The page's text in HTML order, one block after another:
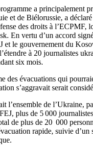
a principalement
et de Biélorussie, a
des droits à l’ECPMF,
En vertu d’un accord
et le gouvernement du
à 20 journalistes
six mois.
des évacuations qui
s’aggravait serait
l’ensemble de l’Ukraine,
plus de 5 000
de plus de 20 000
rapide, suivie d’un